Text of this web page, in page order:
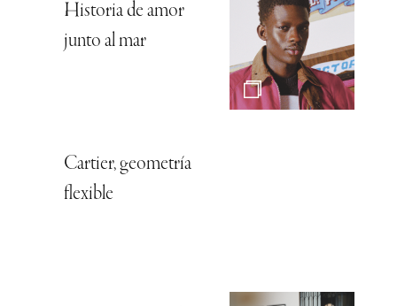
Historia de amor
junto al mar
Cartier, geometría
flexible